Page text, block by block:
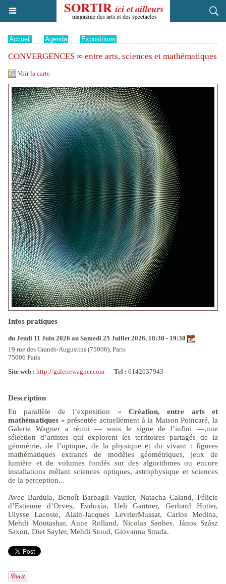
Accueil Agenda Expositions
CONVERGENCES ∞ entre arts, sciences et mathématiques
Voir la carte
Infos pratiques
du Jeudi 11 Juin 2026 au Samedi 25 Juillet 2026, 18:30 - 19:30
19 rue des Grands-Augustins (75006), Paris
75006 Paris
Site web : http://galeriewagner.com Tel : 0142037943
Description
En parallèle de l’exposition « Création, entre arts et
mathématiques » présentée actuellement à la Maison Poincaré, la
Galerie Wagner a réuni — sous le signe de l’infini —,une
sélection d’artistes qui explorent les territoires partagés de la
géométrie, de l’optique, de la physique et du vivant : figures
mathématiques extraites de modèles géométriques, jeux de
lumière et de volumes fondés sur des algorithmes ou encore
installations mêlant sciences optiques, astrophysique et sciences
de la perception...
Avec Bardula, Benoît Barbagli Vautier, Natacha Caland, Félicie
d’Estienne d’Orves, Evdoxìa, Ueli Gantner, Gerhard Hotter,
Ulysse Lacoste, Alain-Jacques LevrierMussat, Carlos Medina,
Mehdi Moutashar, Anne Rolland, Nicolas Sanhes, János Szász
Saxon, Diet Sayler, Mehdi Sioud, Giovanna Strada.